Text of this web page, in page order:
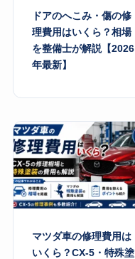
ドアのへこみ・傷の修
理費用はいくら？相場
を整備士が解説【2026
年最新】
マツダ車の修理費用は
いくら？CX-5・特殊塗